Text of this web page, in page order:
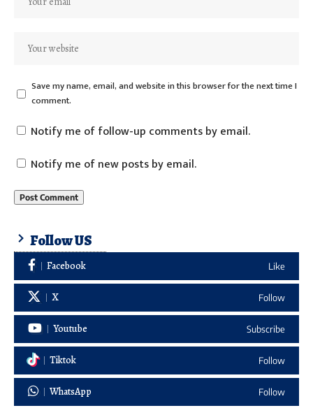
Save my name, email, and website in this browser for the next time I
comment.
Notify me of follow-up comments by email.
Notify me of new posts by email.
Follow US
Facebook Like
X Follow
Youtube Subscribe
Tiktok Follow
WhatsApp Follow